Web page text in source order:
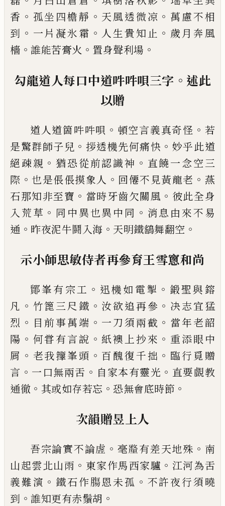
香 。 孤坐四檐靜 。 天風透微凉 。 萬慮不相
到 。 一片凝氷霜 。 人生貴知止 。 歲月奔風
檣 。 誰能苦膏火 。 置身聲利場 。
勾龍道人每口中道吽吽唄三字 。 述此
以贈
道人道箇吽吽唄 。 頓空言義真奇怪 。 若
是驚群師子兒 。 拶透機先何痛快 。 妙乎此道
絕疎親 。猶恐從前認識神 。 直饒一念空三
際 。也是倀倀摸象人 。 回僊不見黃龍老 。 燕
石那知非至寶 。 當時牙齒欠關風 。 彼此全身
入荒草 。 同中異也異中同 。 消息由來不易
通 。 昨夜泥牛鬪入海 。 天明鐵鷂舞翻空 。
示小師思敏侍者再參育王雪窻和尚
鄮峯有宗工 。 迅機如電掣 。 鍛聖與鎔
凡 。 竹篦三尺鐵 。 汝欲追再參 。 决志宜猛
烈 。 目前事萬端 。 一刀須兩截 。 當年老韶
陽 。 何甞有言說 。 紙襖上抄來 。 重添眼中
屑 。 老我籜峯頭 。 百醜復千拙 。 臨行覓贈
言 。 一口無兩舌 。 自家本有靈光 。 直要覰教
通徹 。 其或如存若忘 。 恐無會底時節 。
次韻贈昱上人
吾宗論實不論虗 。 毫𨤲有差天地殊 。 南
山起雲北山雨 。 東家作馬西家驢 。 江河為舌
義難演 。 鐵石作膓恩未孤 。 不許夜行須曉
到 。 誰知更有赤鬚胡 。